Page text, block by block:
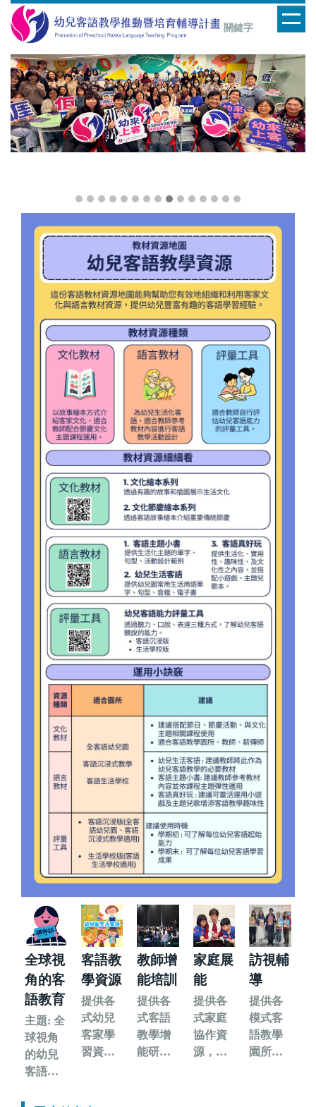
跳
到
要
內
容
區
全球視
角的客
語教育
主題: 全
球視角
的幼兒
客語教
客語教
學資源
提供各
式幼兒
客家學
習資
學習的
教師增
能培訓
提供各
式客語
教學增
能研
家庭展
能
提供各
式家庭
協作資
源，促
訪視輔
導
提供各
模式客
語教學
園所輔